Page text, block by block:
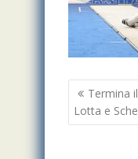
articoli
Termina
Lotta e